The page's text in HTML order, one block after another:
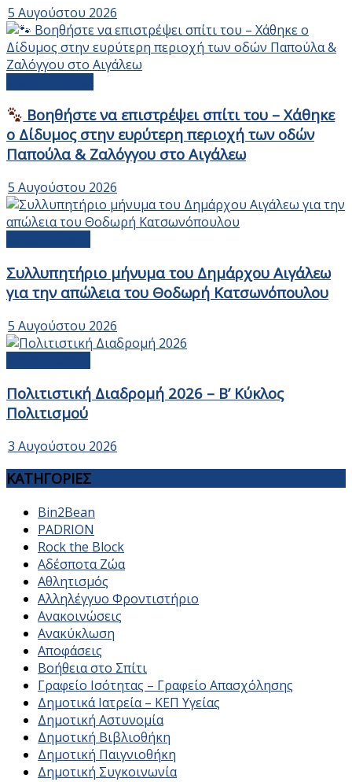
5 Αυγούστου 2026
Βοηθήστε να επιστρέψει σπίτι του – Χάθηκε
ο Δίδυμος στην ευρύτερη περιοχή των οδών
Παπούλα & Ζαλόγγου στο Αιγάλεω
5 Αυγούστου 2026
Συλλυπητήριο μήνυμα του Δημάρχου Αιγάλεω
για την απώλεια του Θοδωρή Κατσωνόπουλου
5 Αυγούστου 2026
Πολιτιστική Διαδρομή 2026 – Β’ Κύκλος
Πολιτισμού
3 Αυγούστου 2026
ΚΑΤΗΓΟΡΙΕΣ
Bin2Bean
PADRION
Rock the Block
Αδέσποτα Ζώα
Αθλητισμός
Αλληλέγγυο Φροντιστήριο
Ανακοινώσεις
Ανακύκλωση
Αποφάσεις
Βοήθεια στο Σπίτι
Γραφείο Ισότητας – Γραφείο Απασχόλησης
Δημοτικά Ιατρεία – ΚΕΠ Υγείας
Δημοτική Αστυνομία
Δημοτική Βιβλιοθήκη
Δημοτική Παιγνιοθήκη
Δημοτική Συγκοινωνία